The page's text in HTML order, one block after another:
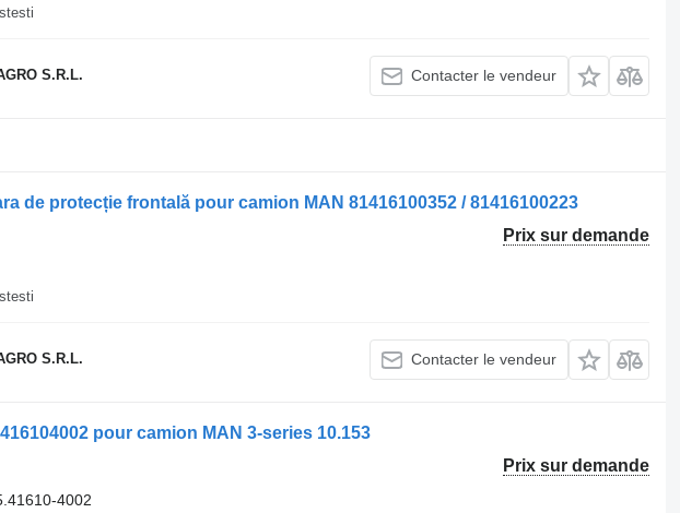
S.R.L. Contacter le vendeur
de protecție frontală pour camion MAN 81416100352 / 81416100223
Prix sur demande
S.R.L. Contacter le vendeur
pour camion MAN 3-series 10.153
Prix sur demande
4002